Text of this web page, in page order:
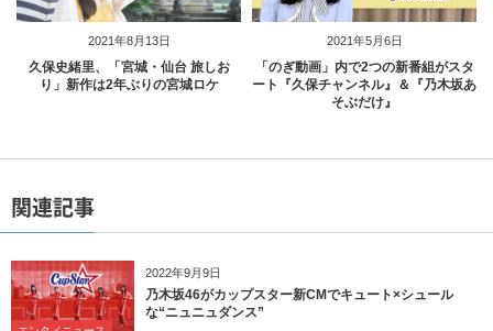
2021年8月13日
久保史緒里、「宮城・仙台 旅しお
り」新作は2年ぶりの宮城ロケ
2021年5月6日
「のぎ動画」内で2つの新番組がスタ
ート『久保チャンネル』＆『乃木坂あ
そぶだけ』
関連記事
2022年9月9日
乃木坂46がカップスター新CMでキュート×シュール
な“ニュニュダンス”